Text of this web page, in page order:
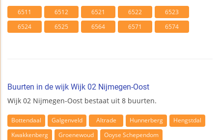
6511 6512 6521 6522
6523
6524
6525 6564 6571 6574
Buurten in de wijk Wijk 02 Nijmegen-Oost
Wijk 02 Nijmegen-Oost bestaat uit 8 buurten.
Bottendaal Galgenveld Altrade Hunnerberg
Hengstdal
Kwakkenberg
Groenewoud Ooyse Schependom